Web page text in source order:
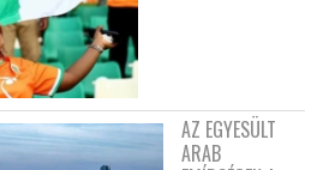
AZ EGYESÜLT
ARAB